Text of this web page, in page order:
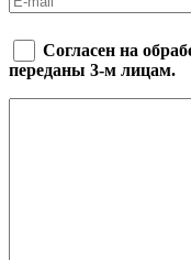
Согласен на
переданы 3-м лицам.